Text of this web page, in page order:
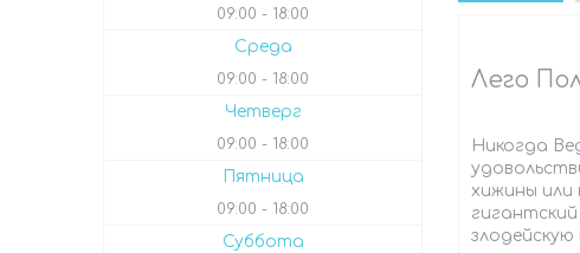
Лего
Никогда
хижины или
09:00 18:00
Среда
09:00 18:00
Четверг
09:00 18:00
Пятница
09:00 18:00
Суббота